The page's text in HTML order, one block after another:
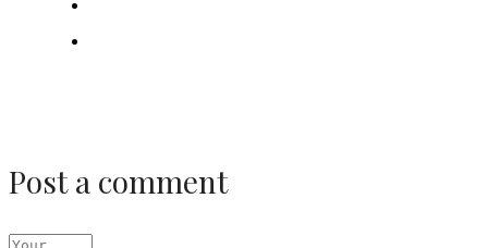
Post a comment